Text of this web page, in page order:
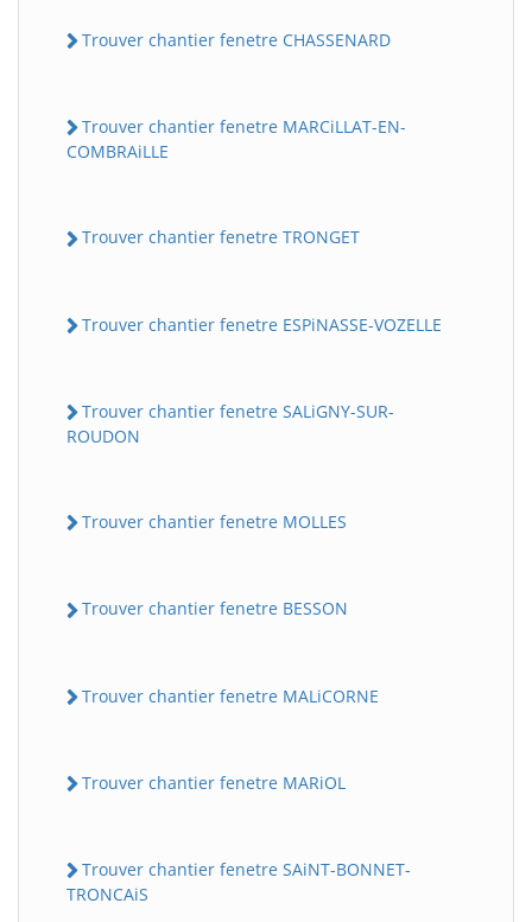
Trouver chantier fenetre CHASSENARD
Trouver chantier fenetre MARCiLLAT-EN-
COMBRAiLLE
Trouver chantier fenetre TRONGET
Trouver chantier fenetre ESPiNASSE-VOZELLE
Trouver chantier fenetre SALiGNY-SUR-
ROUDON
Trouver chantier fenetre MOLLES
Trouver chantier fenetre BESSON
Trouver chantier fenetre MALiCORNE
Trouver chantier fenetre MARiOL
Trouver chantier fenetre SAiNT-BONNET-
TRONCAiS